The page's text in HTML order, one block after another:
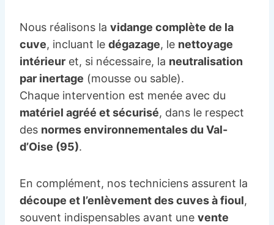
Nous réalisons la vidange complète de la
cuve, incluant le dégazage, le nettoyage
intérieur et, si nécessaire, la neutralisation
par inertage (mousse ou sable).
Chaque intervention est menée avec du
matériel agréé et sécurisé, dans le respect
des normes environnementales du Val-
d’Oise (95).
En complément, nos techniciens assurent la
découpe et l’enlèvement des cuves à fioul,
souvent indispensables avant une vente